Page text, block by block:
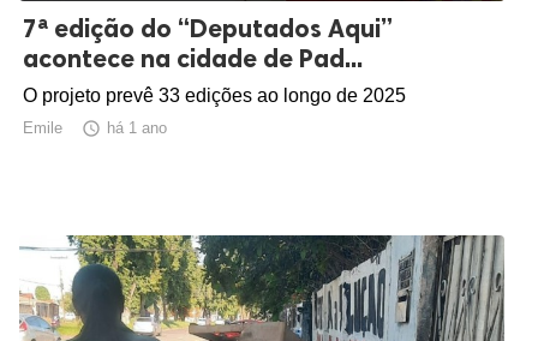
7ª edição do “Deputados Aqui”
acontece na cidade de Pad...
O projeto prevê 33 edições ao longo de 2025
Emile  há 1 ano